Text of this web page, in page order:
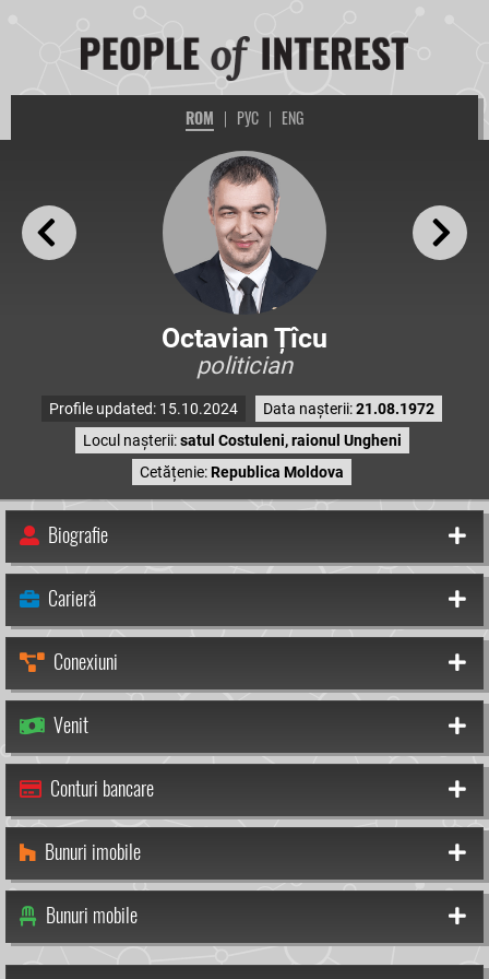
ROM | РУС | ENG
Octavian Țîcu
politician
Profile updated: 15.10.2024 Data nașterii:21.08.1972
Locul nașterii:satul Costuleni, raionul Ungheni
Cetățenie:Republica Moldova
Biografie
Carieră
Conexiuni
Venit
Conturi bancare
Bunuri imobile
Bunuri mobile